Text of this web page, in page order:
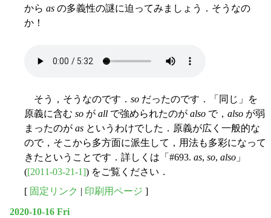
から as の多義性の謎に迫ってみましょう．そうなの
か！
そう，そうなのです． so だったのです．「同じ」を
原義に含む so が all で強められたのが also で， also が弱
まったのが as というわけでした．原義が広く一般的な
ので，そこから多方面に派生して，用法も多彩になって
きたということです．詳しくは「#693. as, so, also 」
([2011-03-21-1]) をご覧ください．
[ 固定リンク | 印刷用ページ ]
2020-10-16 Fri